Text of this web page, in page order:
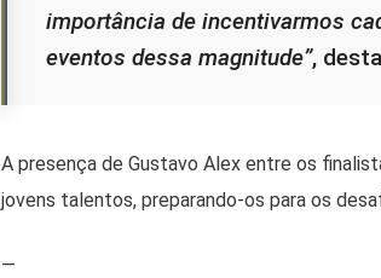
importância de incentivarmos
eventos dessa magnitude”,
A presença de Gustavo Alex entre os
jovens talentos, preparando-os para os
—